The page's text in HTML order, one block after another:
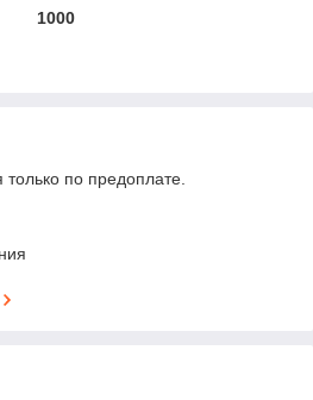
1000
только по предоплате.